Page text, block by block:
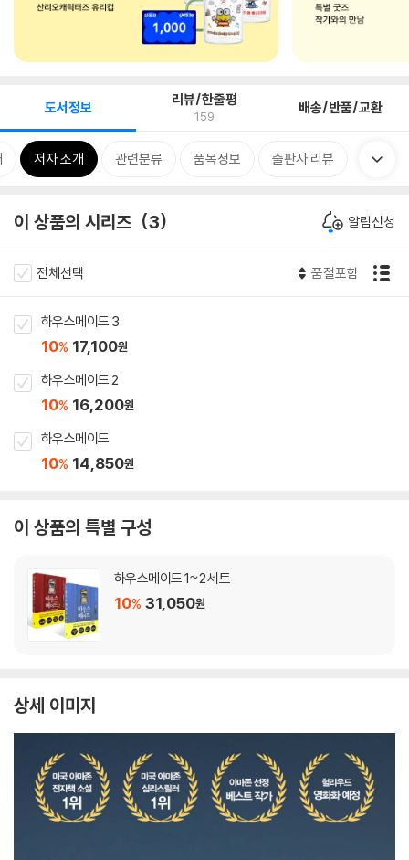
도서정보 리뷰/한줄평
159 배송/반품/교환
저자 소개 관련분류 품목정보 출판사 리뷰
이 상품의 시리즈 3 알림신청
전체선택 품절포함
하우스메이드 3
10% 17,100원
하우스메이드 2
10% 16,200원
하우스메이드
10% 14,850원
이 상품의 특별 구성
하우스메이드 1~2 세트
10% 31,050원
상세 이미지